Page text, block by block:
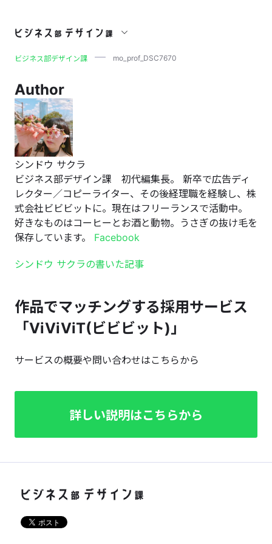
mo_prof_DSC7670
ビジネス部デザイン課 mo_prof_DSC7670
Author
シンドウ サクラ
ビジネス部デザイン課 初代編集長。 新卒で広告ディ
レクター／コピーライター、その後経理職を経験し、株
式会社ビビビットに。現在はフリーランスで活動中。
好きなものはコーヒーとお酒と動物。うさぎの抜け毛を
保存しています。 Facebook
シンドウ サクラの書いた記事
作品でマッチングする採用サービス
「ViViViT(ビビビット)」
サービスの概要や問い合わせはこちらから
詳しい説明はこちらから